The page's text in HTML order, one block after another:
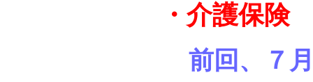
・介護保険
前回、７